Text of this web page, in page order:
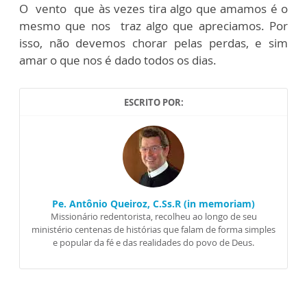
O vento que às vezes tira algo que amamos é o
mesmo que nos traz algo que apreciamos. Por
isso, não devemos chorar pelas perdas, e sim
amar o que nos é dado todos os dias.
ESCRITO POR:
Pe. Antônio Queiroz, C.Ss.R (in memoriam)
Missionário redentorista, recolheu ao longo de seu
ministério centenas de histórias que falam de forma simples
e popular da fé e das realidades do povo de Deus.